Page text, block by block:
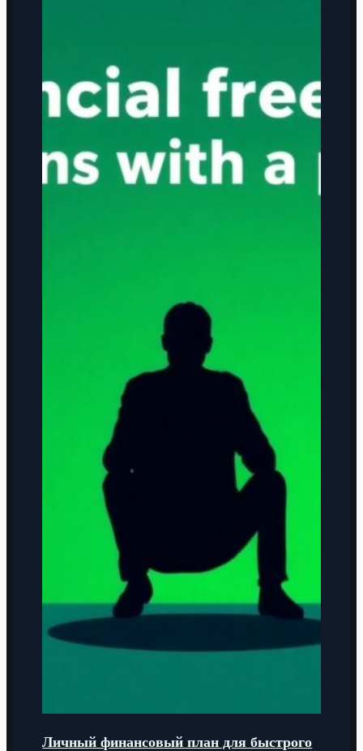
Личный финансовый план для быстрого